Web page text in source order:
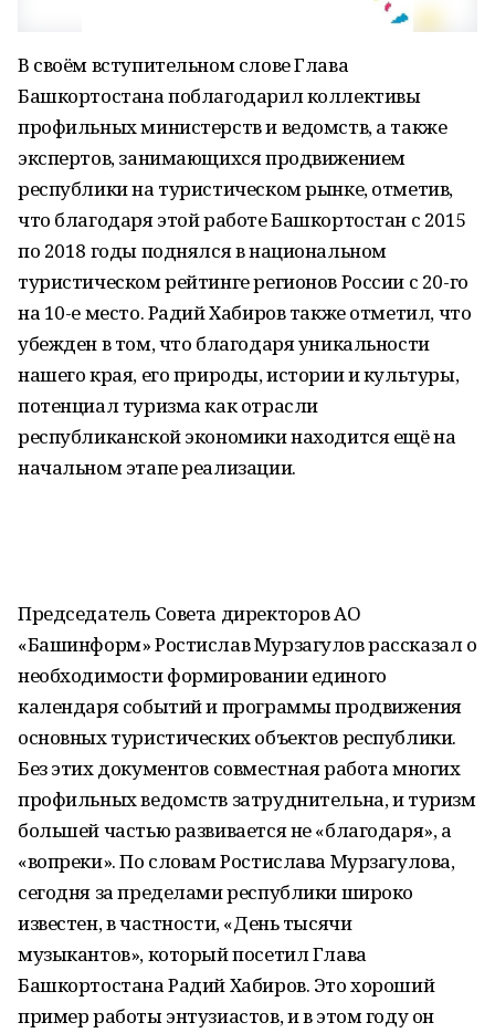
В своём вступительном слове Глава
Башкортостана поблагодарил коллективы
профильных министерств и ведомств, а также
экспертов, занимающихся продвижением
республики на туристическом рынке, отметив,
что благодаря этой работе Башкортостан с 2015
по 2018 годы поднялся в национальном
туристическом рейтинге регионов России с 20-го
на 10-е место. Радий Хабиров также отметил, что
убежден в том, что благодаря уникальности
нашего края, его природы, истории и культуры,
потенциал туризма как отрасли
республиканской экономики находится ещё на
начальном этапе реализации.
Председатель Совета директоров АО
«Башинформ» Ростислав Мурзагулов рассказал о
необходимости формировании единого
календаря событий и программы продвижения
основных туристических объектов республики.
Без этих документов совместная работа многих
профильных ведомств затруднительна, и туризм
большей частью развивается не «благодаря», а
«вопреки». По словам Ростислава Мурзагулова,
сегодня за пределами республики широко
известен, в частности, «День тысячи
музыкантов», который посетил Глава
Башкортостана Радий Хабиров. Это хороший
пример работы энтузиастов, и в этом году он